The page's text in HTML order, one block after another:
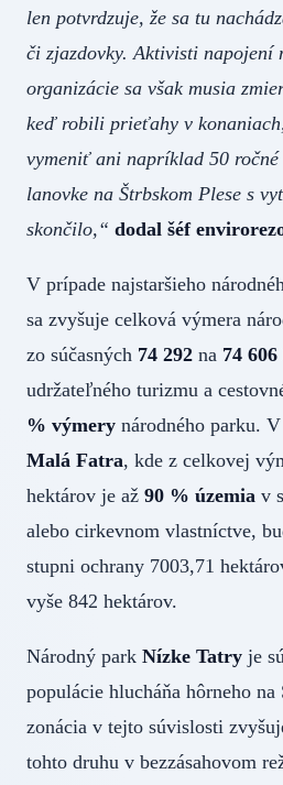
len potvrdzuje, že sa tu
či zjazdovky. Aktivisti napojení
organizácie sa však musia
keď robili prieťahy v
vymeniť ani napríklad 50 ročné
lanovke na Štrbskom Plese s
skončilo,“ dodal šéf
V prípade najstaršieho
sa zvyšuje celková výmera
zo súčasných 74 292 na 74
udržateľného turizmu a
% výmery národného parku.
Malá Fatra, kde z celkovej
hektárov je až 90 % územia v
alebo cirkevnom vlastníctve,
stupni ochrany 7003,71
vyše 842 hektárov.
Národný park Nízke Tatry je
populácie hlucháňa hôrneho
zonácia v tejto súvislosti
tohto druhu v bezzásahovom